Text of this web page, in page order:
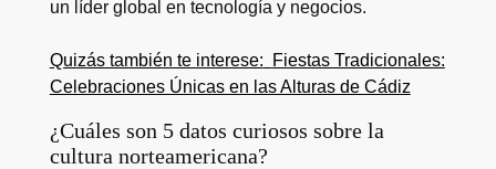
un líder global en tecnología y negocios.
Quizás también te interese:
Fiestas Tradicionales:
Celebraciones Únicas en las Alturas de Cádiz
¿Cuáles son 5 datos curiosos sobre la
cultura norteamericana?